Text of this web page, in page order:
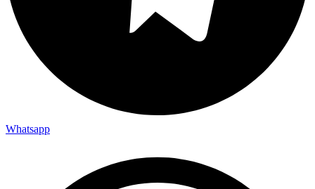
Whatsapp